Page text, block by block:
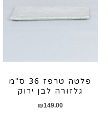
פלטה טרפז 36 ס"מ
גלזורה לבן ירוק
₪149.00